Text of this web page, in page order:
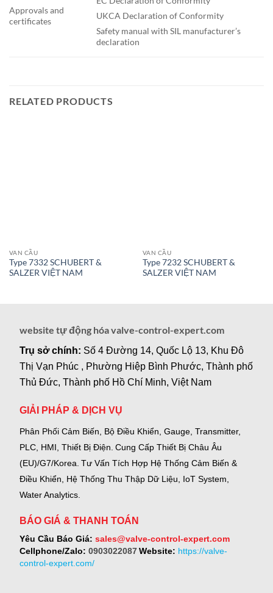
Approvals and
certificates
UKCA Declaration of Conformity
Safety manual with SIL manufacturer’s
declaration
RELATED PRODUCTS
VAN CẦU
Type 7332 SCHUBERT &
SALZER VIỆT NAM
VAN CẦU
Type 7232 SCHUBERT &
SALZER VIỆT NAM
website tự động hóa valve-control-expert.com
Trụ sở chính: Số 4 Đường 14, Quốc Lộ 13, Khu Đô
Thị Vạn Phúc , Phường Hiệp Bình Phước, Thành phố
Thủ Đức, Thành phố Hồ Chí Minh, Việt Nam
GIẢI PHÁP & DỊCH VỤ
Phân Phối Cảm Biến, Bộ Điều Khiển, Gauge, Transmitter,
PLC, HMI, Thiết Bị Điện. Cung Cấp Thiết Bị Châu Âu
(EU)/G7/Korea. Tư Vấn Tích Hợp Hệ Thống Cảm Biến &
Điều Khiển, Hệ Thống Thu Thập Dữ Liệu, IoT System,
Water Analytics.
BÁO GIÁ & THANH TOÁN
Yêu Cầu Báo Giá: sales@valve-control-expert.com
Cellphone/Zalo: 0903022087 Website: https://valve-
control-expert.com/